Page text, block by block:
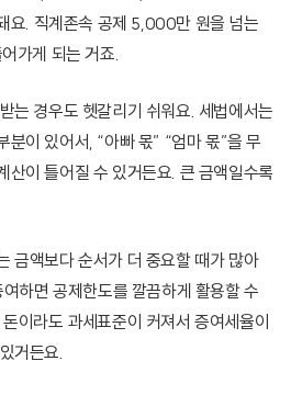
요. 직계존속 공제 5,000만 원을 넘는
가게 되는 거죠.
는 경우도 헷갈리기 쉬워요. 세법에서는
분이 있어서, “아빠 몫” “엄마 몫”을 무
산이 틀어질 수 있거든요. 큰 금액일수록
금액보다 순서가 더 중요할 때가 많아
하면 공제한도를 깔끔하게 활용할 수
이라도 과세표준이 커져서 증여세율이
거든요.